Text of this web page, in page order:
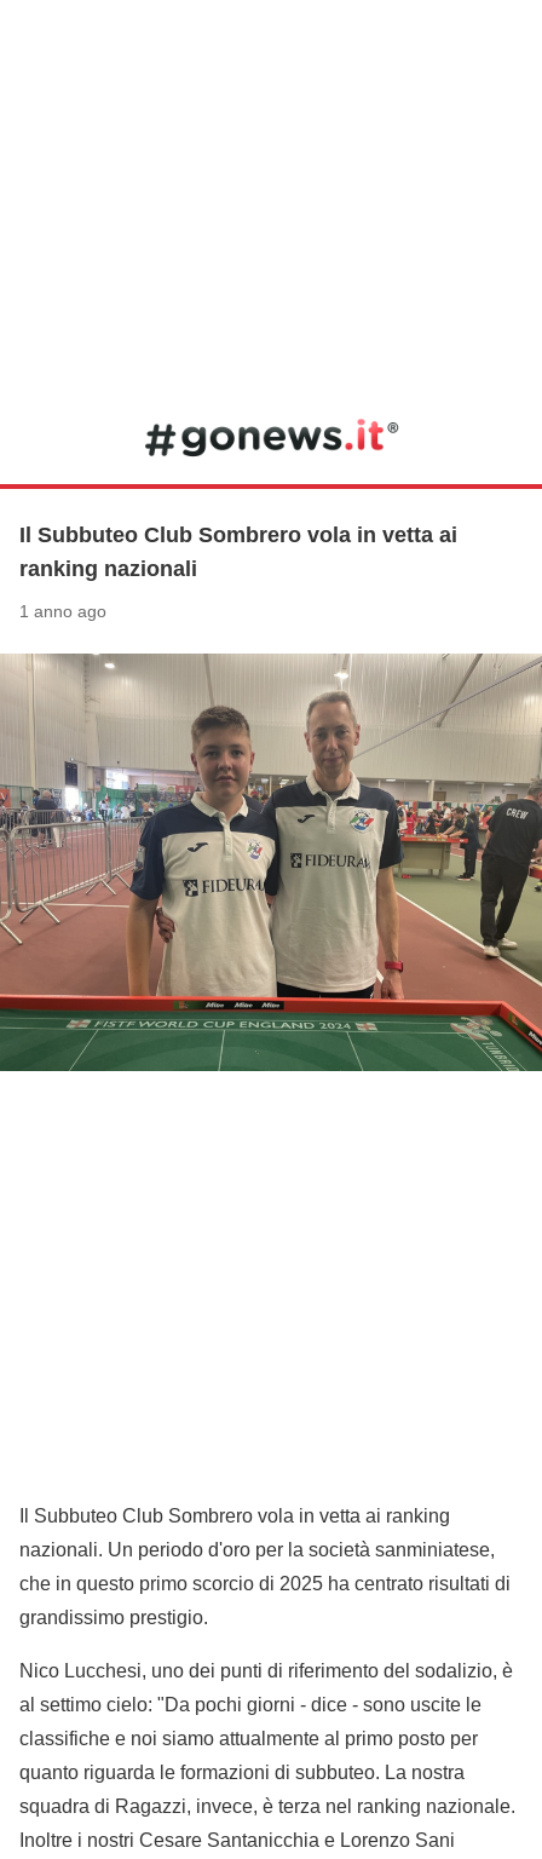
Il Subbuteo Club Sombrero vola in vetta ai
ranking nazionali
1 anno ago
Il Subbuteo Club Sombrero vola in vetta ai ranking
nazionali. Un periodo d'oro per la società sanminiatese,
che in questo primo scorcio di 2025 ha centrato risultati di
grandissimo prestigio.
Nico Lucchesi, uno dei punti di riferimento del sodalizio, è
al settimo cielo: "Da pochi giorni - dice - sono uscite le
classifiche e noi siamo attualmente al primo posto per
quanto riguarda le formazioni di subbuteo. La nostra
squadra di Ragazzi, invece, è terza nel ranking nazionale.
Inoltre i nostri Cesare Santanicchia e Lorenzo Sani